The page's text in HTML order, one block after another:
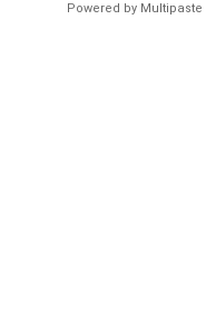
Powered by Multipaste